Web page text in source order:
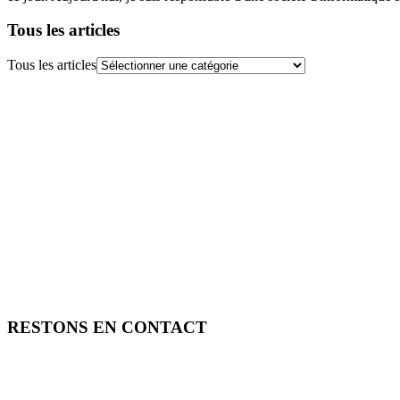
Tous les articles
Tous les articles
RESTONS EN CONTACT